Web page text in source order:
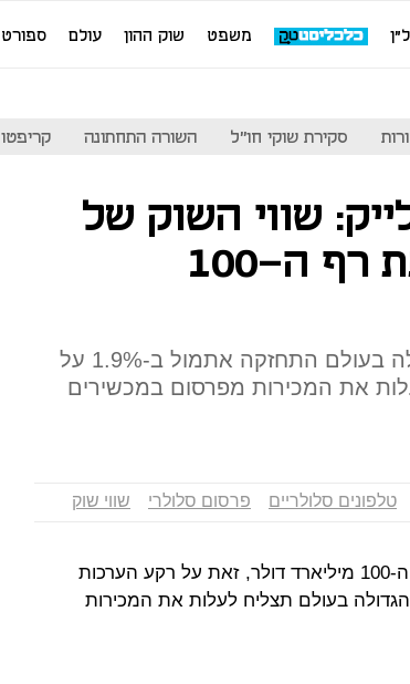
משפט שוק ההון עולם ספורט
סקירת שוקי חו"ל השורה התחתונה קריפטו
שווי השוק של
פייסבוק חצה את רף ה-100
מניית הרשת החברתית הגדולה בעולם התחזקה אתמול ב-1.9% על
את המכירות מפרסום במכשירים
טלפונים סלולריים פרסום סלולרי שווי שוק
שווי השוק של פייסבוק חצה את רף ה-100 מיליארד דולר, זאת על רקע הערכות
בעולם תצליח לעלות את המכירות